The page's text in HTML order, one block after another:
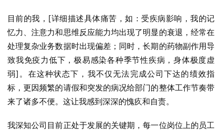
目前的我，[详细描述具体痛苦，如：受疾病影响，我的记
忆力、注意力和思维反应能力均出现了明显的衰退，经常在
处理复杂业务数据时出现偏差；同时，长期的药物副作用导
致我免疫力低下，极易感染各种季节性疾病，身体极度虚
弱]。在这种状态下，我不仅无法完成公司下达的绩效指
标，更因频繁的请假和突发的病况给部门的整体工作节奏带
来了诸多不便。这让我感到深深的愧疚和自责。
我深知公司目前正处于发展的关键期，每一位岗位上的员工